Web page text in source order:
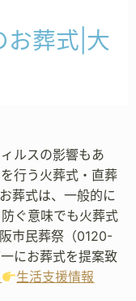
お葬式|大
ルスの影響もあ
行う火葬式・直葬
葬式は、一般的に
ぐ意味でも火葬式
市民葬祭（0120-
にお葬式を提案致
生活支援情報